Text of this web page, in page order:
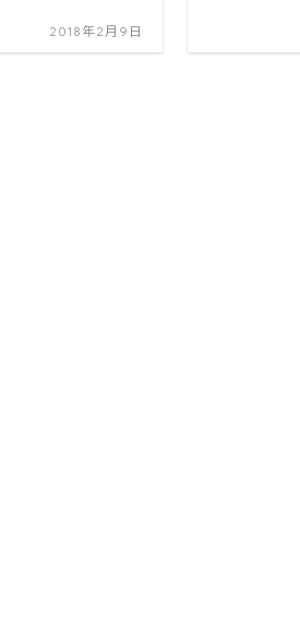
2018年2月9日